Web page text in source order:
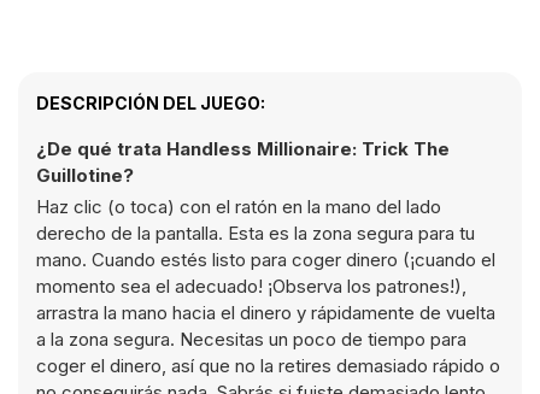
DESCRIPCIÓN DEL JUEGO:
¿De qué trata Handless Millionaire: Trick The
Guillotine?
Haz clic (o toca) con el ratón en la mano del lado
derecho de la pantalla. Esta es la zona segura para tu
mano. Cuando estés listo para coger dinero (¡cuando el
momento sea el adecuado! ¡Observa los patrones!),
arrastra la mano hacia el dinero y rápidamente de vuelta
a la zona segura. Necesitas un poco de tiempo para
coger el dinero, así que no la retires demasiado rápido o